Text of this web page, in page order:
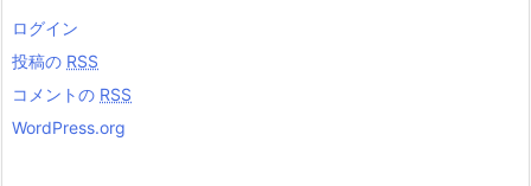
ログイン
投稿の RSS
コメントの RSS
WordPress.org